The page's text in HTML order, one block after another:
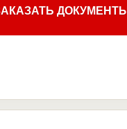
ДОКУМЕНТЫ